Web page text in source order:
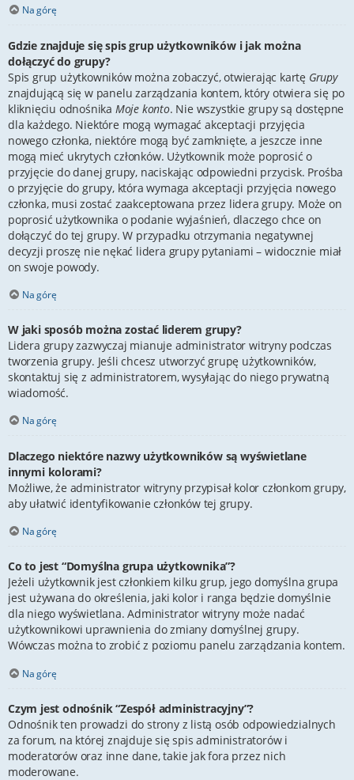
Na górę
Gdzie znajduje się spis grup użytkowników i jak można
dołączyć do grupy?
Spis grup użytkowników można zobaczyć, otwierając kartę Grupy
znajdującą się w panelu zarządzania kontem, który otwiera się po
kliknięciu odnośnika Moje konto. Nie wszystkie grupy są dostępne
dla każdego. Niektóre mogą wymagać akceptacji przyjęcia
nowego członka, niektóre mogą być zamknięte, a jeszcze inne
mogą mieć ukrytych członków. Użytkownik może poprosić o
przyjęcie do danej grupy, naciskając odpowiedni przycisk. Prośba
o przyjęcie do grupy, która wymaga akceptacji przyjęcia nowego
członka, musi zostać zaakceptowana przez lidera grupy. Może on
poprosić użytkownika o podanie wyjaśnień, dlaczego chce on
dołączyć do tej grupy. W przypadku otrzymania negatywnej
decyzji proszę nie nękać lidera grupy pytaniami – widocznie miał
on swoje powody.
Na górę
W jaki sposób można zostać liderem grupy?
Lidera grupy zazwyczaj mianuje administrator witryny podczas
tworzenia grupy. Jeśli chcesz utworzyć grupę użytkowników,
skontaktuj się z administratorem, wysyłając do niego prywatną
wiadomość.
Na górę
Dlaczego niektóre nazwy użytkowników są wyświetlane
innymi kolorami?
Możliwe, że administrator witryny przypisał kolor członkom grupy,
aby ułatwić identyfikowanie członków tej grupy.
Na górę
Co to jest “Domyślna grupa użytkownika”?
Jeżeli użytkownik jest członkiem kilku grup, jego domyślna grupa
jest używana do określenia, jaki kolor i ranga będzie domyślnie
dla niego wyświetlana. Administrator witryny może nadać
użytkownikowi uprawnienia do zmiany domyślnej grupy.
Wówczas można to zrobić z poziomu panelu zarządzania kontem.
Na górę
Czym jest odnośnik “Zespół administracyjny”?
Odnośnik ten prowadzi do strony z listą osób odpowiedzialnych
za forum, na której znajduje się spis administratorów i
moderatorów oraz inne dane, takie jak fora przez nich
moderowane.